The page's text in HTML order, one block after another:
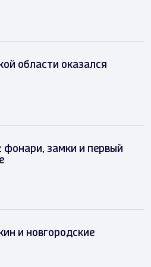
области оказался
замки и первый
и новгородские